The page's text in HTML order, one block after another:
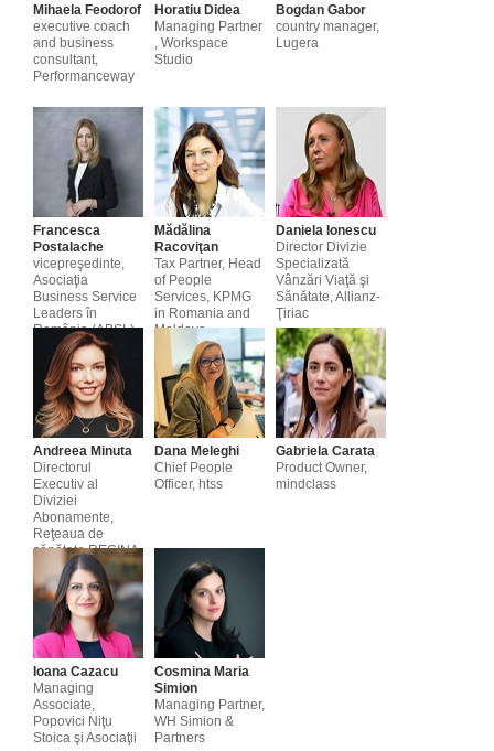
Mihaela Feodorof
executive coach
and business
consultant,
Performanceway
Horatiu Didea
Managing Partner
, Workspace
Studio
Bogdan Gabor
country manager,
Lugera
Francesca
Postalache
vicepreşedinte,
Asociaţia
Business Service
Leaders în
România (ABSL),
partener, PwC
România
Mădălina
Racoviţan
Tax Partner, Head
of People
Services, KPMG
in Romania and
Moldova
Daniela Ionescu
Director Divizie
Specializată
Vânzări Viaţă şi
Sănătate, Allianz-
Ţiriac
Andreea Minuta
Directorul
Executiv al
Diviziei
Abonamente,
Reţeaua de
sănătate REGINA
MARIA
Dana Meleghi
Chief People
Officer, htss
Gabriela Carata
Product Owner,
mindclass
Ioana Cazacu
Managing
Associate,
Popovici Niţu
Stoica şi Asociaţii
Cosmina Maria
Simion
Managing Partner,
WH Simion &
Partners